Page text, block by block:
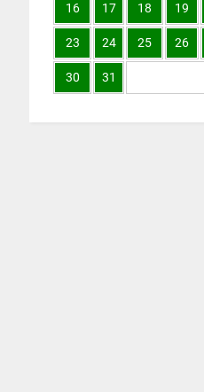
16 17 18 19
23 24 25 26
30 31